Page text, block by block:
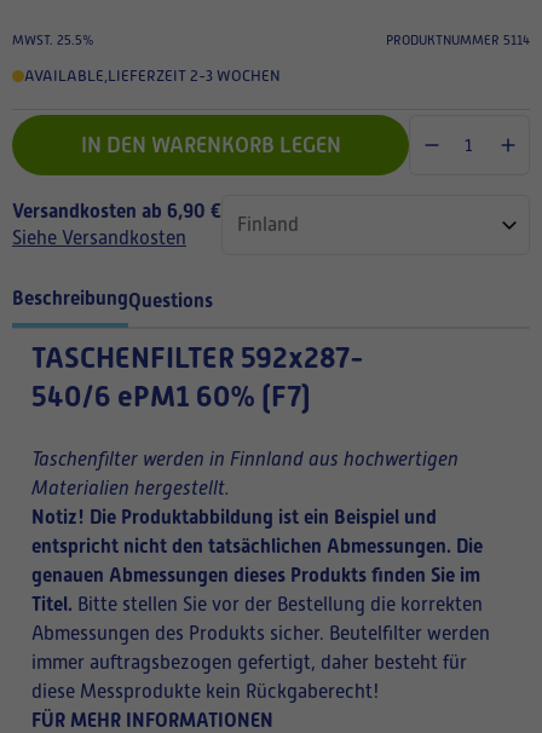
MWST. 25.5% PRODUKTNUMMER 5114
AVAILABLE,LIEFERZEIT 2-3 WOCHEN
IN DEN WARENKORB LEGEN
Versandkosten ab 6,90 €
Siehe Versandkosten
BeschreibungQuestions
TASCHENFILTER 592x287-
540/6 ePM1 60% (F7)
Taschenfilter werden in Finnland aus hochwertigen
Materialien hergestellt.
Notiz! Die Produktabbildung ist ein Beispiel und
entspricht nicht den tatsächlichen Abmessungen. Die
genauen Abmessungen dieses Produkts finden Sie im
Titel. Bitte stellen Sie vor der Bestellung die korrekten
Abmessungen des Produkts sicher. Beutelfilter werden
immer auftragsbezogen gefertigt, daher besteht für
diese Messprodukte kein Rückgaberecht!
FÜR MEHR INFORMATIONEN